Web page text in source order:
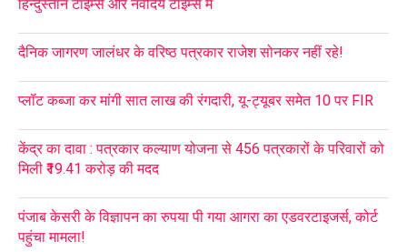
हिन्दुस्तान टाइम्स और नवोदय टाइम्स में
दैनिक जागरण जालंधर के वरिष्ठ पत्रकार राजेश सोनकर नहीं रहे!
प्लॉट कब्जा कर मांगी सात लाख की रंगदारी, यू-ट्यूबर समेत 10 पर FIR
केंद्र का दावा : पत्रकार कल्याण योजना से 456 पत्रकारों के परिवारों को
मिली ₹19.41 करोड़ की मदद
पंजाब केसरी के विज्ञापन का रुपया पी गया आगरा का एडवरटाइजर्स, कोर्ट
पहुंचा मामला!